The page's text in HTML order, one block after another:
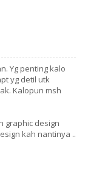
Yg penting kalo
yg detil utk
Kalopun msh
graphic design
kah nantinya ..